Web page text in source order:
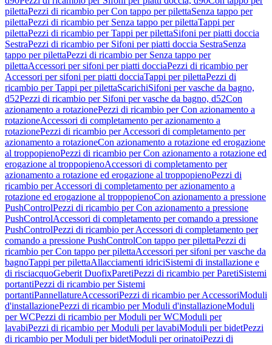
pilettaPezzi di ricambio per Con tappo per pilettaSenza tappo per
pilettaPezzi di ricambio per Senza tappo per pilettaTappi per
pilettaPezzi di ricambio per Tappi per pilettaSifoni per piatti doccia
SestraPezzi di ricambio per Sifoni per piatti doccia SestraSenza
tappo per pilettaPezzi di ricambio per Senza tappo per
pilettaAccessori per sifoni per piatti docciaPezzi di ricambio per
Accessori per sifoni per piatti docciaTappi per pilettaPezzi di
ricambio per Tappi per pilettaScarichiSifoni per vasche da bagno,
d52Pezzi di ricambio per Sifoni per vasche da bagno, d52Con
azionamento a rotazionePezzi di ricambio per Con azionamento a
rotazioneAccessori di completamento per azionamento a
rotazionePezzi di ricambio per Accessori di completamento per
azionamento a rotazioneCon azionamento a rotazione ed erogazione
al troppopienoPezzi di ricambio per Con azionamento a rotazione ed
erogazione al troppopienoAccessori di completamento per
azionamento a rotazione ed erogazione al troppopienoPezzi di
ricambio per Accessori di completamento per azionamento a
rotazione ed erogazione al troppopienoCon azionamento a pressione
PushControlPezzi di ricambio per Con azionamento a pressione
PushControlAccessori di completamento per comando a pressione
PushControlPezzi di ricambio per Accessori di completamento per
comando a pressione PushControlCon tappo per pilettaPezzi di
ricambio per Con tappo per pilettaAccessori per sifoni per vasche da
bagnoTappi per pilettaAllacciamenti idriciSistemi di installazione e
di risciacquoGeberit DuofixParetiPezzi di ricambio per ParetiSistemi
portantiPezzi di ricambio per Sistemi
portantiPannellatureAccessoriPezzi di ricambio per AccessoriModuli
d'installazionePezzi di ricambio per Moduli d'installazioneModuli
per WCPezzi di ricambio per Moduli per WCModuli per
lavabiPezzi di ricambio per Moduli per lavabiModuli per bidetPezzi
di ricambio per Moduli per bidetModuli per orinatoiPezzi di